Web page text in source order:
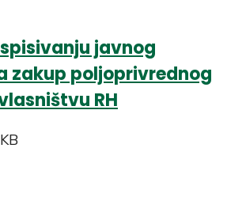
javnog
zakup poljoprivrednog
RH